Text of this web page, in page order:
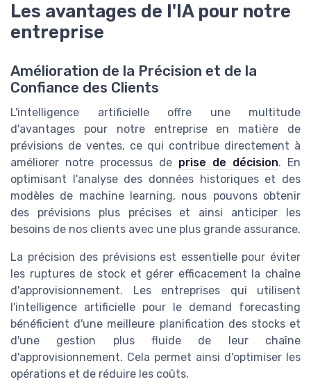
Les avantages de l'IA pour notre
entreprise
Amélioration de la Précision et de la
Confiance des Clients
L'intelligence artificielle offre une multitude
d'avantages pour notre entreprise en matière de
prévisions de ventes, ce qui contribue directement à
améliorer notre processus de prise de décision. En
optimisant l'analyse des données historiques et des
modèles de machine learning, nous pouvons obtenir
des prévisions plus précises et ainsi anticiper les
besoins de nos clients avec une plus grande assurance.
La précision des prévisions est essentielle pour éviter
les ruptures de stock et gérer efficacement la chaîne
d'approvisionnement. Les entreprises qui utilisent
l'intelligence artificielle pour le demand forecasting
bénéficient d'une meilleure planification des stocks et
d'une gestion plus fluide de leur chaîne
d'approvisionnement. Cela permet ainsi d'optimiser les
opérations et de réduire les coûts.